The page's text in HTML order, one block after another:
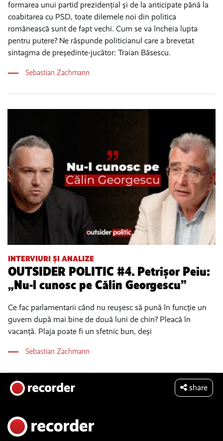
formarea unui partid prezidențial și de la anticipate până la
coabitarea cu PSD, toate dilemele noi din politica
românească sunt de fapt vechi. Cum se va încheia lupta
pentru putere? Ne răspunde politicianul care a brevetat
sintagma de președinte-jucător: Traian Băsescu.
Sebastian Zachmann
INTERVIURI ȘI ANALIZE
OUTSIDER POLITIC #4. Petrișor Peiu:
„Nu-l cunosc pe Călin Georgescu”
Ce fac parlamentarii când nu reușesc să pună în funcție un
guvern după mai bine de două luni de chin? Pleacă în
vacanță. Plaja poate fi un sfetnic bun, deși
Sebastian Zachmann
share